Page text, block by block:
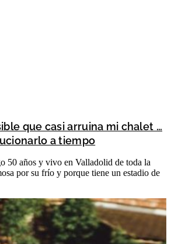
que casi arruina mi chalet …
a tiempo
50 años y vivo en Valladolid de toda la
por su frío y porque tiene un estadio de